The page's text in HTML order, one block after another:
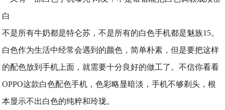
不是所有牛奶都是特仑苏，不是所有的白色手机都是魅族15。
白色作为生活中经常会遇到的颜色，简单朴素，但是要把这样
的配色放到手机上面，就需要十分良好的做工了。不信你看看
OPPO这款白色配色手机，色彩略显暗淡，手机不够剃头，根
本显示不出白色的纯粹和玲珑。